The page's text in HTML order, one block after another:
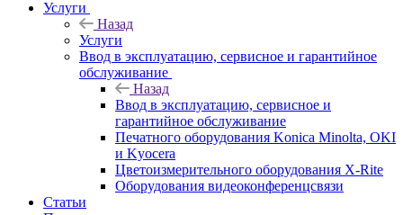
Услуги
Назад
Услуги
Ввод в эксплуатацию, сервисное и гарантийное
обслуживание
Назад
Ввод в эксплуатацию, сервисное и
гарантийное обслуживание
Печатного оборудования Konica Minolta, OKI
и Kyocera
Цветоизмерительного оборудования X-Rite
Оборудования видеоконференцсвязи
Статьи